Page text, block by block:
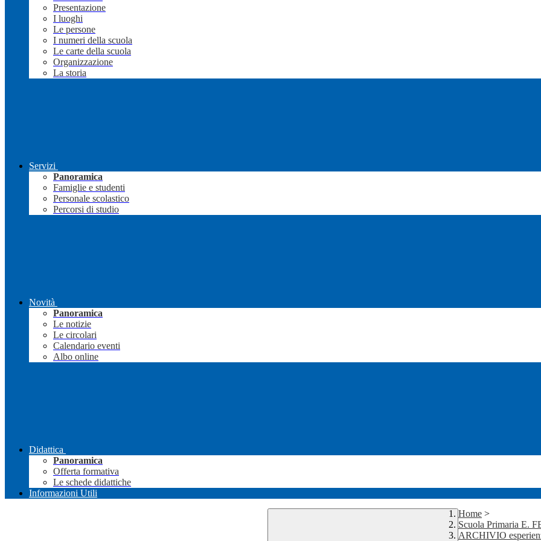
Presentazione
I luoghi
Le persone
I numeri della scuola
Le carte della scuola
Organizzazione
La storia
Servizi
Panoramica
Famiglie e studenti
Personale scolastico
Percorsi di studio
Novità
Panoramica
Le notizie
Le circolari
Calendario eventi
Albo online
Didattica
Panoramica
Offerta formativa
Le schede didattiche
Informazioni Utili
Home >
Scuola Primaria E.
ARCHIVIO